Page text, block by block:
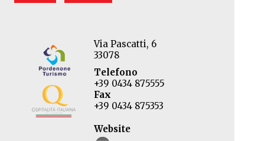
Via Pascatti, 6
33078
Telefono
+39 0434 875555
Fax
+39 0434 875353
Website